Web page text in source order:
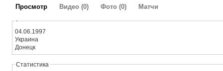
Просмотр Видео (0) Фото (0) Матчи
-
04.06.1997
Украина
Донецк
Статистика